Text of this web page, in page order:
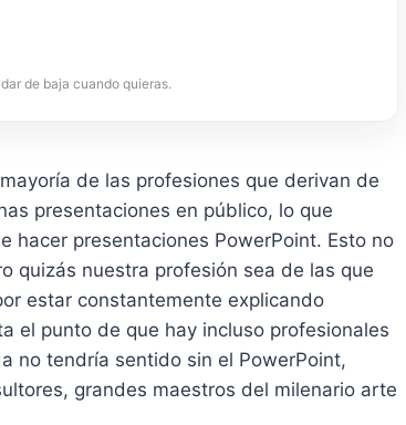
de baja cuando quieras.
de las profesiones que derivan de
presentaciones en público, lo que
hacer presentaciones PowerPoint. Esto no
quizás nuestra profesión sea de las que
estar constantemente explicando
el punto de que hay incluso profesionales
no tendría sentido sin el PowerPoint,
grandes maestros del milenario arte